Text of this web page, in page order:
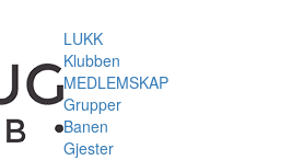
LUKK
Klubben
MEDLEMSKAP
Grupper
Banen
Gjester